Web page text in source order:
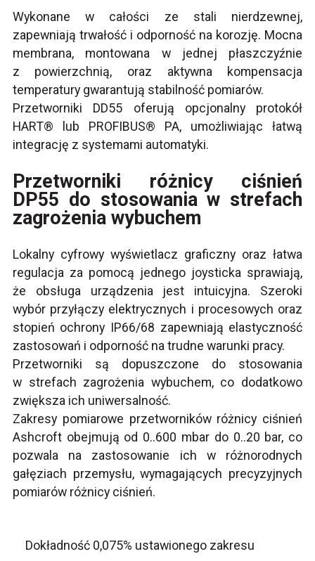
Wykonane w całości ze stali nierdzewnej,
zapewniają trwałość i odporność na korozję. Mocna
membrana, montowana w jednej płaszczyźnie
z powierzchnią, oraz aktywna kompensacja
temperatury gwarantują stabilność pomiarów.
Przetworniki DD55 oferują opcjonalny protokół
HART® lub PROFIBUS® PA, umożliwiając łatwą
integrację z systemami automatyki.
Przetworniki różnicy ciśnień
DP55 do stosowania w strefach
zagrożenia wybuchem
Lokalny cyfrowy wyświetlacz graficzny oraz łatwa
regulacja za pomocą jednego joysticka sprawiają,
że obsługa urządzenia jest intuicyjna. Szeroki
wybór przyłączy elektrycznych i procesowych oraz
stopień ochrony IP66/68 zapewniają elastyczność
zastosowań i odporność na trudne warunki pracy.
Przetworniki są dopuszczone do stosowania
w strefach zagrożenia wybuchem, co dodatkowo
zwiększa ich uniwersalność.
Zakresy pomiarowe przetworników różnicy ciśnień
Ashcroft obejmują od 0..600 mbar do 0..20 bar, co
pozwala na zastosowanie ich w różnorodnych
gałęziach przemysłu, wymagających precyzyjnych
pomiarów różnicy ciśnień.
Dokładność 0,075% ustawionego zakresu